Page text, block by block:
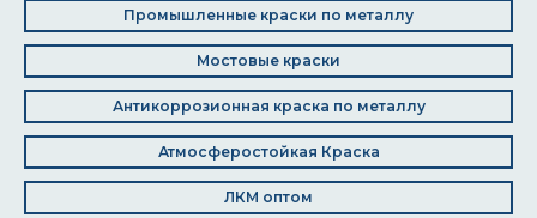
Промышленные краски по металлу
Мостовые краски
Антикоррозионная краска по металлу
Атмосферостойкая Краска
ЛКМ оптом